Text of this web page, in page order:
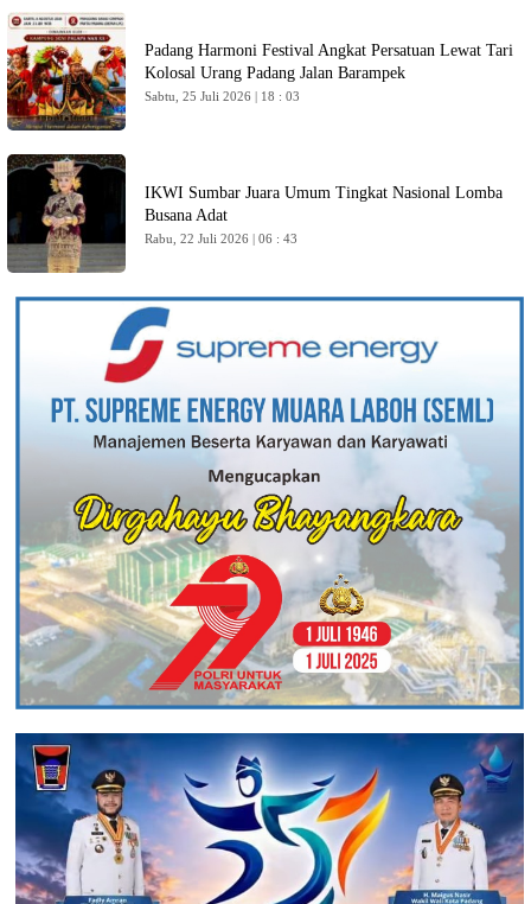
Padang Harmoni Festival Angkat Persatuan Lewat Tari
Kolosal Urang Padang Jalan Barampek
Sabtu, 25 Juli 2026 | 18 : 03
IKWI Sumbar Juara Umum Tingkat Nasional Lomba
Busana Adat
Rabu, 22 Juli 2026 | 06 : 43